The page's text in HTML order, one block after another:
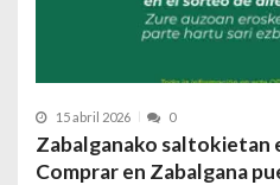
15 abril 2026 0
Zabalganako saltokietan
Comprar en Zabalgana